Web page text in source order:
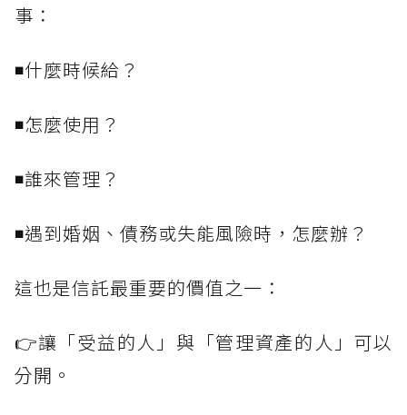
事：
◾什麼時候給？
◾怎麼使用？
◾誰來管理？
◾遇到婚姻、債務或失能風險時，怎麼辦？
這也是信託最重要的價值之一：
👉讓「受益的人」與「管理資產的人」可以
分開。